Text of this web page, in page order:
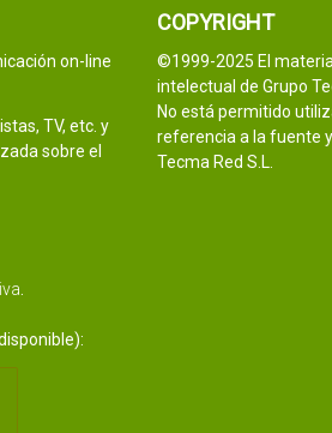
on-line
TV, etc. y
sobre el
COPYRIGHT
©1999-2025 El
intelectual de Grupo
No está permitido
referencia a la fuente
Tecma Red S.L.